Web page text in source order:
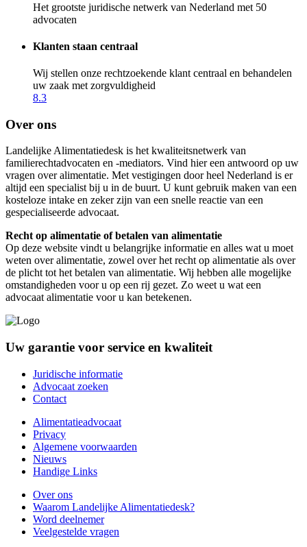
Het grootste juridische netwerk van Nederland met 50
advocaten
Klanten staan centraal
Wij stellen onze rechtzoekende klant centraal en behandelen
uw zaak met zorgvuldigheid
8.3
Over ons
Landelijke Alimentatiedesk is het kwaliteitsnetwerk van
familierechtadvocaten en -mediators. Vind hier een antwoord op uw
vragen over alimentatie. Met vestigingen door heel Nederland is er
altijd een specialist bij u in de buurt. U kunt gebruik maken van een
kosteloze intake en zeker zijn van een snelle reactie van een
gespecialiseerde advocaat.
Recht op alimentatie of betalen van alimentatie
Op deze website vindt u belangrijke informatie en alles wat u moet
weten over alimentatie, zowel over het recht op alimentatie als over
de plicht tot het betalen van alimentatie. Wij hebben alle mogelijke
omstandigheden voor u op een rij gezet. Zo weet u wat een
advocaat alimentatie voor u kan betekenen.
Uw garantie voor service en kwaliteit
Juridische informatie
Advocaat zoeken
Contact
Alimentatieadvocaat
Privacy
Algemene voorwaarden
Nieuws
Handige Links
Over ons
Waarom Landelijke Alimentatiedesk?
Word deelnemer
Veelgestelde vragen